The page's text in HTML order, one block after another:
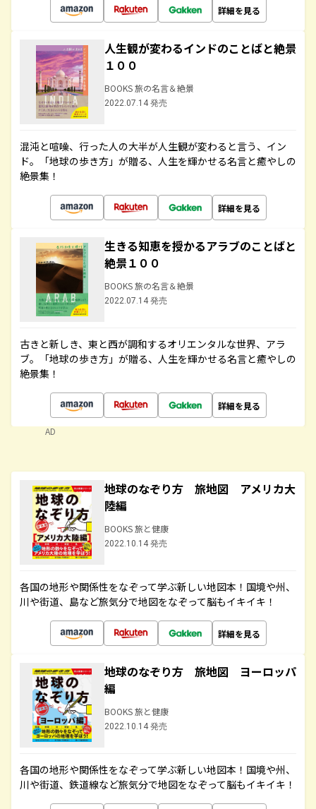
詳細を見る
人生観が変わるインドのことばと絶景
１００
BOOKS 旅の名言＆絶景
2022.07.14 発売
混沌と喧噪、行った人の大半が人生観が変わると言う、イン
ド。「地球の歩き方」が贈る、人生を輝かせる名言と癒やしの
絶景集！
詳細を見る
生きる知恵を授かるアラブのことばと
絶景１００
BOOKS 旅の名言＆絶景
2022.07.14 発売
古きと新しき、東と西が調和するオリエンタルな世界、アラ
ブ。「地球の歩き方」が贈る、人生を輝かせる名言と癒やしの
絶景集！
詳細を見る
AD
地球のなぞり方 旅地図 アメリカ大
陸編
BOOKS 旅と健康
2022.10.14 発売
各国の地形や関係性をなぞって学ぶ新しい地図本！国境や州、
川や街道、島など旅気分で地図をなぞって脳もイキイキ！
詳細を見る
地球のなぞり方 旅地図 ヨーロッパ
編
BOOKS 旅と健康
2022.10.14 発売
各国の地形や関係性をなぞって学ぶ新しい地図本！国境や州、
川や街道、鉄道線など旅気分で地図をなぞって脳もイキイキ！